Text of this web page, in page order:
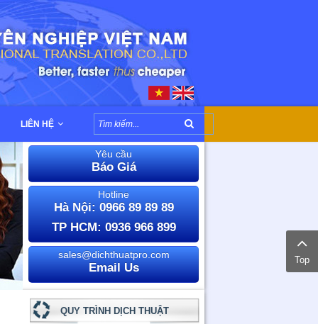
LIÊN HỆ
Yêu cầu
Báo Giá
Hotline
Hà Nội: 0966 89 89 89
TP HCM: 0936 966 899
sales@dichthuatpro.com
Email Us
QUY TRÌNH DỊCH THUẬT
Top